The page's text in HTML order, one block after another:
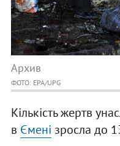
Архив
ФОТО: EPA/UPG
Кількість жертв
в Ємені зросла до